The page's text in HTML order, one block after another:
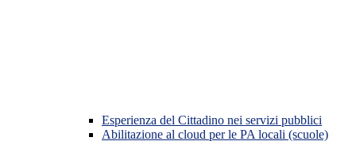
Esperienza del Cittadino nei servizi pubblici
Abilitazione al cloud per le PA locali (scuole)